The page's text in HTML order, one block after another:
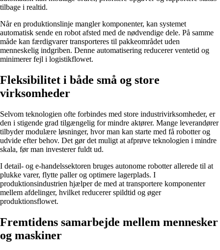
tilbage i realtid.
Når en produktionslinje mangler komponenter, kan systemet
automatisk sende en robot afsted med de nødvendige dele. På samme
måde kan færdigvarer transporteres til pakkeområdet uden
menneskelig indgriben. Denne automatisering reducerer ventetid og
minimerer fejl i logistikflowet.
Fleksibilitet i både små og store
virksomheder
Selvom teknologien ofte forbindes med store industrivirksomheder, er
den i stigende grad tilgængelig for mindre aktører. Mange leverandører
tilbyder modulære løsninger, hvor man kan starte med få robotter og
udvide efter behov. Det gør det muligt at afprøve teknologien i mindre
skala, før man investerer fuldt ud.
I detail- og e-handelssektoren bruges autonome robotter allerede til at
plukke varer, flytte paller og optimere lagerplads. I
produktionsindustrien hjælper de med at transportere komponenter
mellem afdelinger, hvilket reducerer spildtid og øger
produktionsflowet.
Fremtidens samarbejde mellem mennesker
og maskiner